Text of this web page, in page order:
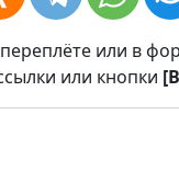
или в
или кнопки